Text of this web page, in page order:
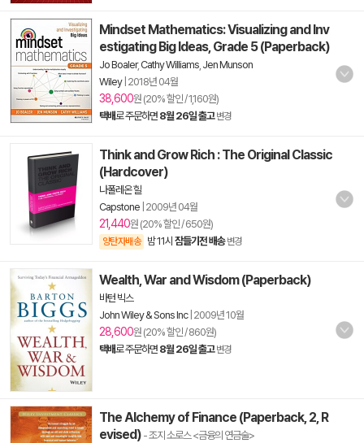
Mindset Mathematics: Visualizing and Inv
estigating Big Ideas, Grade 5 (Paperback)
Jo Boaler,Cathy Williams Jen Munson
Wiley| 2018년 04월
38,600원 (20% 할인 / 1,160원)
택배로 주문하면 8월 26일 출고 변경
Think and Grow Rich : The Original Classic
(Hardcover)
나폴레온 힐
Capstone 2009년 04월
21,440원 (20% 할인 / 650원)
양탄자배송 밤 11시 잠들기전 배송 변경
Wealth, War and Wisdom (Paperback)
바턴 빅스
John Wiley & Sons Inc| 2009년 10월
28,600원 (20% 할인 / 860원)
택배로 주문하면 8월 26일 출고 변경
The Alchemy of Finance (Paperback, 2, R
evised) - 조지 소로스 <금융의 연금술>